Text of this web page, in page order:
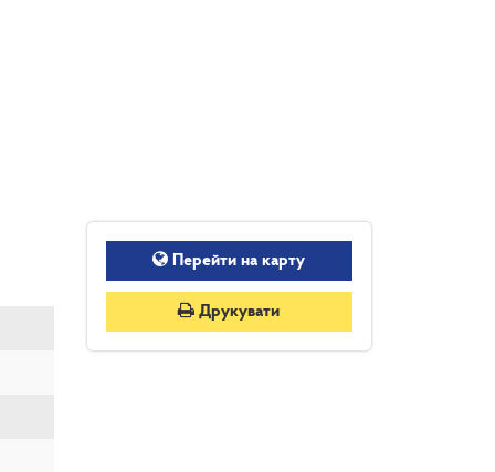
Перейти на карту
Друкувати